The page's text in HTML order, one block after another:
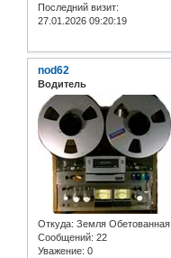
Последний визит:
27.01.2026 09:20:19
nod62
Водитель
Откуда: Земля Обетованная
Сообщений: 22
Уважение: 0